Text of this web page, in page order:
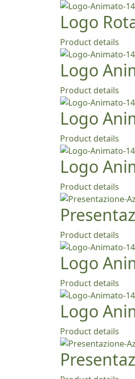
Logo
Product details
Logo
Product details
Logo
Product details
Logo
Product details
Product details
Logo
Product details
Logo
Product details